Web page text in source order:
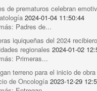
de prematuros celebran
2024-01-04 11:50:44
Padres de...
iquiqueñas del 2024
regionales 2024-01-02
Primeras...
terreno para el inicio de
de Oncología 2023-12-29